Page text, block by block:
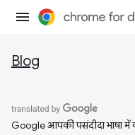
Blog
Google आपकी पसंदीदा भाषा